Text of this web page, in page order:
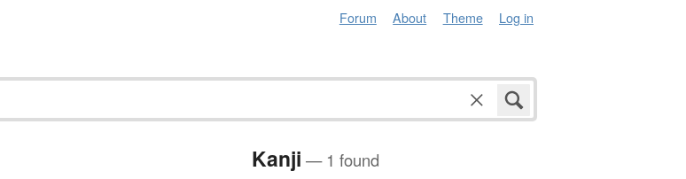
Forum About Theme Log in
Kanji — 1 found